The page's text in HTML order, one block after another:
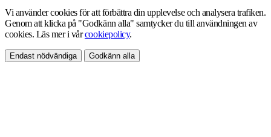
Vi använder cookies för att förbättra din upplevelse och analysera trafiken.
Genom att klicka på "Godkänn alla" samtycker du till användningen av
cookies. Läs mer i vårcookiepolicy.
Endast nödvändiga Godkänn alla